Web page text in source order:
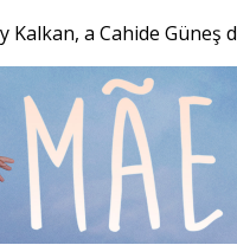
NEWS
Kalkan, a Cahide Güneş